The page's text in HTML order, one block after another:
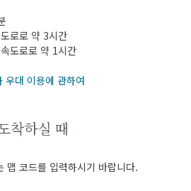
로로 약 3시간
도로로 약 1시간
우대 이용에 관하여
착하실 때
맵 코드를 입력하시기 바랍니다.